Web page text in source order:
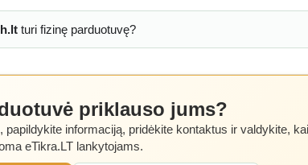
turi fizinę parduotuvę?
priklauso jums?
papildykite informaciją, pridėkite kontaktus ir valdykite,
eTikra.LT lankytojams.